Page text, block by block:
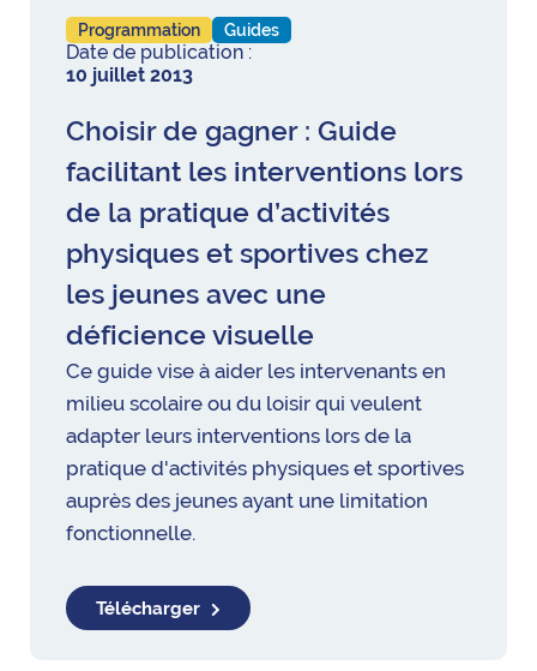
Programmation Guides
Date de publication :
10 juillet 2013
Choisir de gagner : Guide
facilitant les interventions lors
de la pratique d’activités
physiques et sportives chez
les jeunes avec une
déficience visuelle
Ce guide vise à aider les intervenants en
milieu scolaire ou du loisir qui veulent
adapter leurs interventions lors de la
pratique d'activités physiques et sportives
auprès des jeunes ayant une limitation
fonctionnelle.
Télécharger